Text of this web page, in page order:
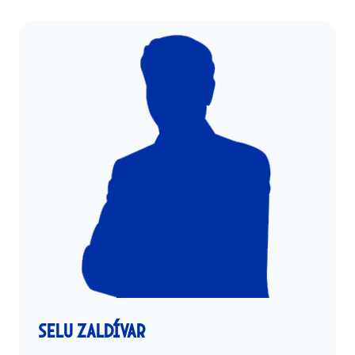
selu zaldívar